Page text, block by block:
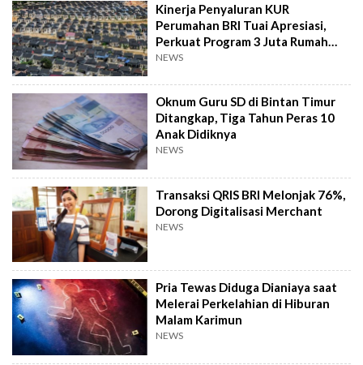
Kinerja Penyaluran KUR
Perumahan BRI Tuai Apresiasi,
Perkuat Program 3 Juta Rumah
Pemerintah
NEWS
Oknum Guru SD di Bintan Timur
Ditangkap, Tiga Tahun Peras 10
Anak Didiknya
NEWS
Transaksi QRIS BRI Melonjak 76%,
Dorong Digitalisasi Merchant
NEWS
Pria Tewas Diduga Dianiaya saat
Melerai Perkelahian di Hiburan
Malam Karimun
NEWS